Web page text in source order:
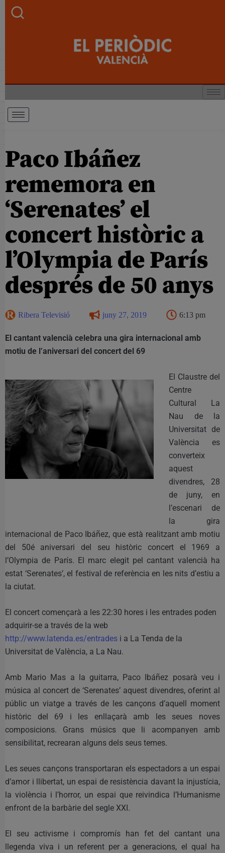
Paco Ibáñez
rememora en
‘Serenates’ el
concert històric a
l’Olympia de París
després de 50 anys
Ribera Televisió juny 27, 2019 6:13 pm
El cantant valencià celebra una gira internacional amb
motiu de l’aniversari del concert del 69
El Claustre del
Centre
Cultural La
Nau de la
Universitat de
València es
converteix
aquest
divendres, 28
de juny, en
l’escenari de
la gira
internacional de Paco Ibáñez, que està realitzant amb motiu
del 50é aniversari del seu històric concert el 1969 a
l’Olympia de París. El marc elegit pel cantant valencià ha
estat ‘Serenates’, el festival de referència en les nits d’estiu a
la ciutat.
El concert començarà a les 22:30 hores i les entrades poden
adquirir-se a través de la web
http://www.latenda.es/entrades i a La Tenda de la
Universitat de València, a La Nau.
Amb Mario Mas a la guitarra, Paco Ibáñez posarà veu i
música al concert de ‘Serenates’ aquest divendres, oferint al
públic un viatge a través de les cançons d’aquell moment
històric del 69 i les enllaçarà amb les seues noves
composicions. Grans músics que li acompanyen amb
sensibilitat, recrearan alguns dels seus temes.
Les seues cançons transportaran els espectadors a un espai
d’amor i llibertat, un espai de resistència davant la injustícia,
la violència i l’horror, un espai que reivindica l’Humanisme
enfront de la barbàrie del segle XXI.
El seu activisme i compromís han fet del cantant una
llegenda viva i un referent per a generacions, el qual ha